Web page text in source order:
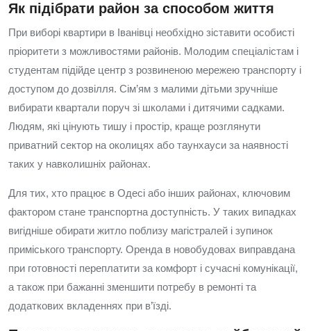
Як підібрати район за способом життя
При виборі квартири в Іванівці необхідно зіставити особисті
пріоритети з можливостями районів. Молодим спеціалістам і
студентам підійде центр з розвиненою мережею транспорту і
доступом до дозвілля. Сім’ям з малими дітьми зручніше
вибирати квартали поруч зі школами і дитячими садками.
Людям, які цінують тишу і простір, краще розглянути
приватний сектор на околицях або таунхауси за наявності
таких у навколишніх районах.
Для тих, хто працює в Одесі або інших районах, ключовим
фактором стане транспортна доступність. У таких випадках
вигідніше обирати житло поблизу магістралей і зупинок
приміського транспорту. Оренда в новобудовах виправдана
при готовності переплатити за комфорт і сучасні комунікації,
а також при бажанні зменшити потребу в ремонті та
додаткових вкладеннях при в’їзді.